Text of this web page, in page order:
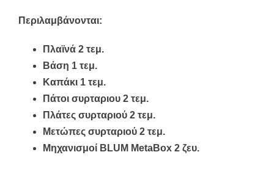
Περιλαμβάνονται:
Πλαϊνά 2 τεμ.
Βάση 1 τεμ.
Καπάκι 1 τεμ.
Πάτοι συρταριου 2 τεμ.
Πλάτες συρταριού 2 τεμ.
Μετώπες συρταριού 2 τεμ.
Μηχανισμοί BLUM MetaBox 2 ζευ.